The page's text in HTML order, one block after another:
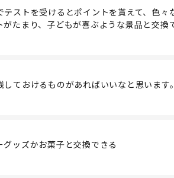
ストを受けるとポイントを貰えて、色
たまり、子どもが喜ぶような景品と交換
ておけるものがあればいいなと思います。
ッズかお菓子と交換できる